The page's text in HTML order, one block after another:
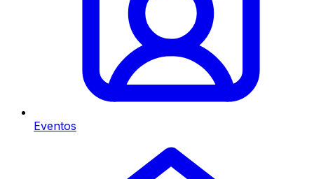
Eventos